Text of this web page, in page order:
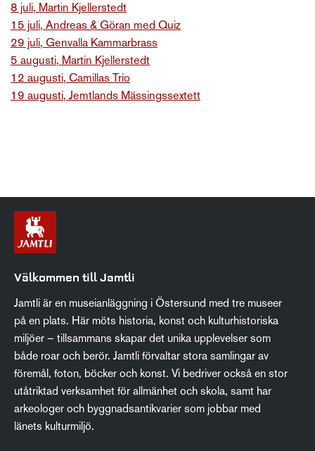
8 juli, Martin Kjellerstedt
15 juli, Andreas & Göran med Quiz
29 juli, Genvalla Kammarbrass
5 augusti, Martin Kjellerstedt
12 augusti, Camillas Trio
19 augusti, Jemtlands Mässingssextett
Välkommen till Jamtli
Jamtli är en museianläggning i Östersund med tre museer
på en plats. Här möts historia, konst och kulturhistoriska
miljöer – tillsammans skapar det unika upplevelser som
både roar och berör. Jamtli förvaltar stora samlingar av
föremål, foton, böcker och konst. Vi bedriver också en stor
utåtriktad verksamhet för allmänhet och skola, samt har
arkeologer och byggnadsantikvarier som jobbar med
länets kulturmiljö.